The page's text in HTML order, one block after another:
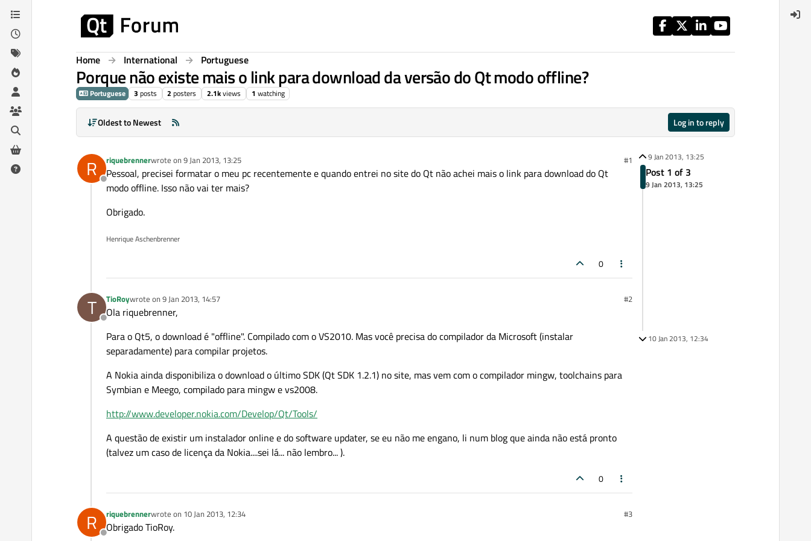
Skip to content
Home International Portuguese
Porque não existe mais o link para download da versão do Qt modo offline?
Portuguese 3 posts 2 posters 2.1kviews 1 watching
Oldest to Newest Log in to reply
R
Offline
riquebrennerwrote on 9 Jan 2013, 13:25
last edited by #1
Pessoal, precisei formatar o meu pc recentemente e quando entrei no site do Qt não achei mais o link para download do Qt
modo offline. Isso não vai ter mais?
Obrigado.
Henrique Aschenbrenner
0
T
Offline
TioRoywrote on 9 Jan 2013, 14:57
last edited by #2
Ola riquebrenner,
Para o Qt5, o download é "offline". Compilado com o VS2010. Mas você precisa do compilador da Microsoft (instalar
separadamente) para compilar projetos.
A Nokia ainda disponibiliza o download o último SDK (Qt SDK 1.2.1) no site, mas vem com o compilador mingw, toolchains para
Symbian e Meego, compilado para mingw e vs2008.
http://www.developer.nokia.com/Develop/Qt/Tools/
A questão de existir um instalador online e do software updater, se eu não me engano, li num blog que ainda não está pronto
(talvez um caso de licença da Nokia....sei lá... não lembro... ).
0
R riquebrennerwrote on 10 Jan 2013, 12:34
last edited by #3
Obrigado TioRoy.
9 Jan 2013, 13:25
Post 1 of 3
9 Jan 2013, 13:25
10 Jan 2013, 12:34